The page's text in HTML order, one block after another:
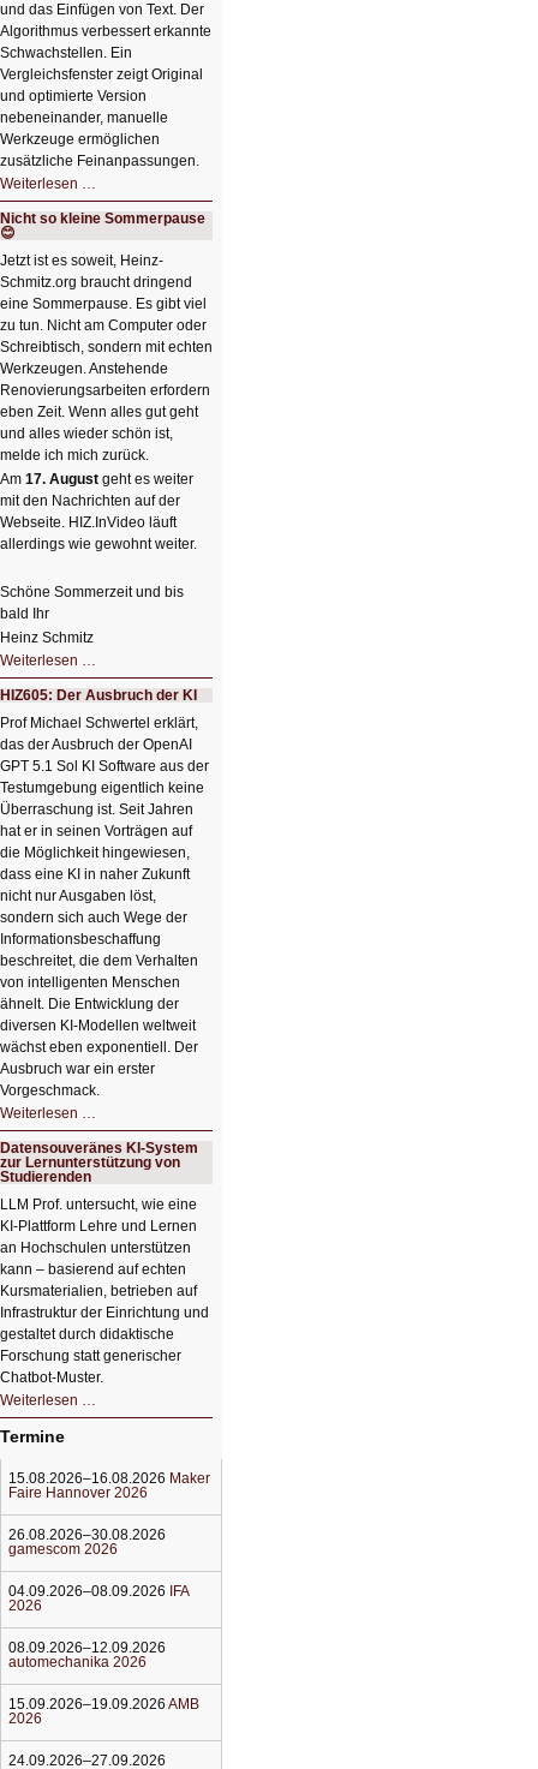
und das Einfügen von Text. Der
Algorithmus verbessert erkannte
Schwachstellen. Ein
Vergleichsfenster zeigt Original
und optimierte Version
nebeneinander, manuelle
Werkzeuge ermöglichen
zusätzliche Feinanpassungen.
Weiterlesen …
Bildverschönerung
mit
einem
HIZ606:
Bildverschönerung
mit
einem
Klick
Nicht so kleine Sommerpause
😊
Jetzt ist es soweit, Heinz-
Schmitz.org braucht dringend
eine Sommerpause. Es gibt viel
zu tun. Nicht am Computer oder
Schreibtisch, sondern mit echten
Werkzeugen. Anstehende
Renovierungsarbeiten erfordern
eben Zeit. Wenn alles gut geht
und alles wieder schön ist,
melde ich mich zurück.
Am 17. August geht es weiter
mit den Nachrichten auf der
Webseite. HIZ.InVideo läuft
allerdings wie gewohnt weiter.
Schöne Sommerzeit und bis
bald Ihr
Heinz Schmitz
Weiterlesen …
so
kleine
Sommerpause
😊
HIZ605: Der Ausbruch der KI
Prof Michael Schwertel erklärt,
das der Ausbruch der OpenAI
GPT 5.1 Sol KI Software aus der
Testumgebung eigentlich keine
Überraschung ist. Seit Jahren
hat er in seinen Vorträgen auf
die Möglichkeit hingewiesen,
dass eine KI in naher Zukunft
nicht nur Ausgaben löst,
sondern sich auch Wege der
Informationsbeschaffung
beschreitet, die dem Verhalten
von intelligenten Menschen
ähnelt. Die Entwicklung der
diversen KI-Modellen weltweit
wächst eben exponentiell. Der
Ausbruch war ein erster
Vorgeschmack.
Weiterlesen …
Der
Ausbruch
der
KI
Datensouveränes KI-System
zur Lernunterstützung von
Studierenden
LLM Prof. untersucht, wie eine
KI‑Plattform Lehre und Lernen
an Hochschulen unterstützen
kann – basierend auf echten
Kursmaterialien, betrieben auf
Infrastruktur der Einrichtung und
gestaltet durch didaktische
Forschung statt generischer
Chatbot‑Muster.
Weiterlesen …
KI-
von
Studierenden
Termine
15.08.2026–16.08.2026 Maker
Faire Hannover 2026
26.08.2026–30.08.2026
gamescom 2026
04.09.2026–08.09.2026
IFA
2026
08.09.2026–12.09.2026
automechanika 2026
15.09.2026–19.09.2026 AMB
2026
24.09.2026–27.09.2026